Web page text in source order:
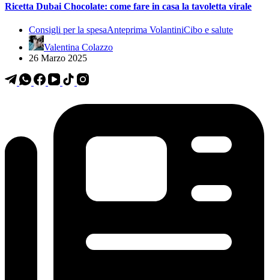
Ricetta Dubai Chocolate: come fare in casa la tavoletta virale
Consigli per la spesaAnteprima VolantiniCibo e salute
Valentina Colazzo
26 Marzo 2025